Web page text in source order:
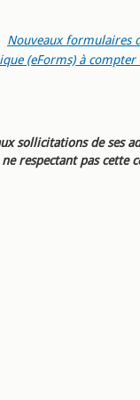
Nouveaux formulaires
(eForms) à
sollicitations de ses
respectant pas cette